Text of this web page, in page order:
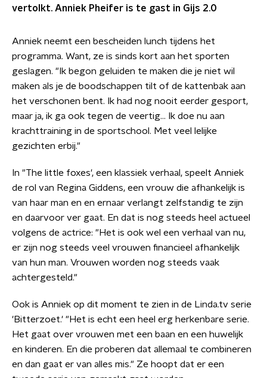
vertolkt. Anniek Pheifer is te gast in Gijs 2.0
Anniek neemt een bescheiden lunch tijdens het
programma. Want, ze is sinds kort aan het sporten
geslagen. "Ik begon geluiden te maken die je niet wil
maken als je de boodschappen tilt of de kattenbak aan
het verschonen bent. Ik had nog nooit eerder gesport,
maar ja, ik ga ook tegen de veertig... Ik doe nu aan
krachttraining in de sportschool. Met veel lelijke
gezichten erbij."
In "The little foxes', een klassiek verhaal, speelt Anniek
de rol van Regina Giddens, een vrouw die afhankelijk is
van haar man en en ernaar verlangt zelfstandig te zijn
en daarvoor ver gaat. En dat is nog steeds heel actueel
volgens de actrice: "Het is ook wel een verhaal van nu,
er zijn nog steeds veel vrouwen financieel afhankelijk
van hun man. Vrouwen worden nog steeds vaak
achtergesteld."
Ook is Anniek op dit moment te zien in de Linda.tv serie
'Bitterzoet.' "Het is echt een heel erg herkenbare serie.
Het gaat over vrouwen met een baan en een huwelijk
en kinderen. En die proberen dat allemaal te combineren
en dan gaat er van alles mis." Ze hoopt dat er een